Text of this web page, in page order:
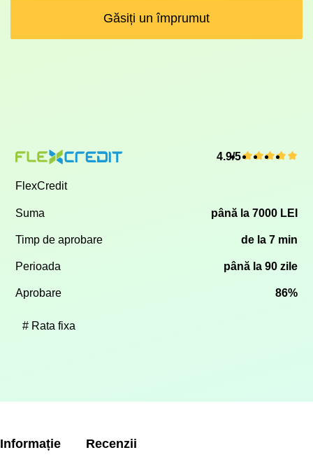
Găsiți un împrumut
FlexCredit
4.9/5
Suma până la 7000 LEI
Timp de aprobare de la 7 min
Perioada până la 90 zile
Aprobare 86%
Rata fixa
Informație Recenzii